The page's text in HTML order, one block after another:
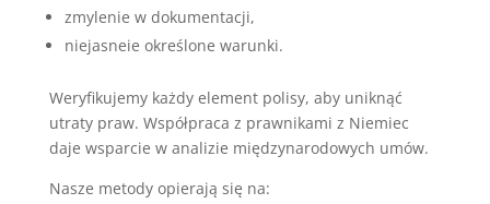
zmylenie w dokumentacji,
niejasneie określone warunki.
Weryfikujemy każdy element polisy, aby uniknąć
utraty praw. Współpraca z prawnikami z Niemiec
daje wsparcie w analizie międzynarodowych umów.
Nasze metody opierają się na: